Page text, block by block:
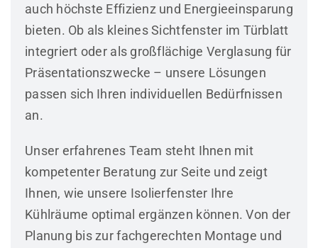
auch höchste Effizienz und Energieeinsparung
bieten. Ob als kleines Sichtfenster im Türblatt
integriert oder als großflächige Verglasung für
Präsentationszwecke – unsere Lösungen
passen sich Ihren individuellen Bedürfnissen
an.
Unser erfahrenes Team steht Ihnen mit
kompetenter Beratung zur Seite und zeigt
Ihnen, wie unsere Isolierfenster Ihre
Kühlräume optimal ergänzen können. Von der
Planung bis zur fachgerechten Montage und